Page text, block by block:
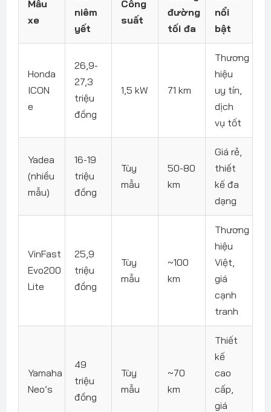
Mẫu
xe
niêm
yết
Công
suất
đường
tối đa
nổi
bật
Honda
ICON
e
26,9-
27,3
triệu
đồng
1,5 kW 71 km
Thương
hiệu
uy tín,
dịch
vụ tốt
Yadea
(nhiều
mẫu)
16-19
triệu
đồng
Tùy
mẫu
50-80
km
Giá rẻ,
thiết
kế đa
dạng
VinFast
Evo200
Lite
25,9
triệu
đồng
Tùy
mẫu
~100
km
Thương
hiệu
Việt,
giá
cạnh
tranh
Yamaha
Neo’s
49
triệu
đồng
Tùy
mẫu
~70
km
Thiết
kế
cao
cấp,
giá